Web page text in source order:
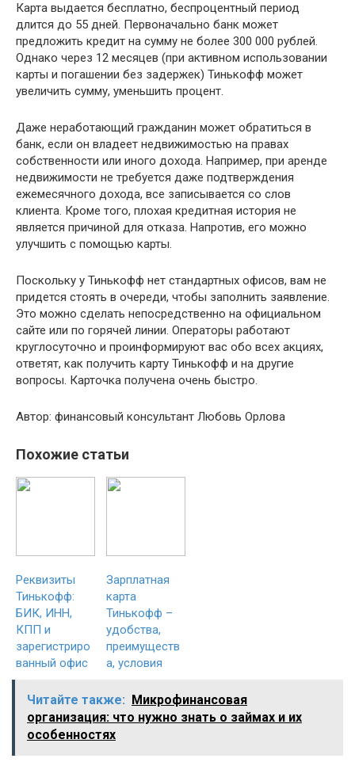
Карта выдается бесплатно, беспроцентный период
длится до 55 дней. Первоначально банк может
предложить кредит на сумму не более 300 000 рублей.
Однако через 12 месяцев (при активном использовании
карты и погашении без задержек) Тинькофф может
увеличить сумму, уменьшить процент.
Даже неработающий гражданин может обратиться в
банк, если он владеет недвижимостью на правах
собственности или иного дохода. Например, при аренде
недвижимости не требуется даже подтверждения
ежемесячного дохода, все записывается со слов
клиента. Кроме того, плохая кредитная история не
является причиной для отказа. Напротив, его можно
улучшить с помощью карты.
Поскольку у Тинькофф нет стандартных офисов, вам не
придется стоять в очереди, чтобы заполнить заявление.
Это можно сделать непосредственно на официальном
сайте или по горячей линии. Операторы работают
круглосуточно и проинформируют вас обо всех акциях,
ответят, как получить карту Тинькофф и на другие
вопросы. Карточка получена очень быстро.
Автор: финансовый консультант Любовь Орлова
Похожие статьи
Реквизиты
Тинькофф:
БИК, ИНН,
КПП и
зарегистриро
ванный офис
Зарплатная
карта
Тинькофф –
удобства,
преимуществ
а, условия
Читайте также:
Микрофинансовая
организация: что нужно знать о займах и их
особенностях